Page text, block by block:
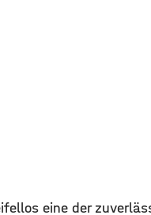
eine der